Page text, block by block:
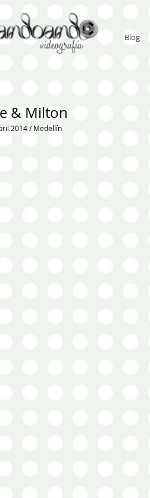
Blog
& Milton
/ Medellín